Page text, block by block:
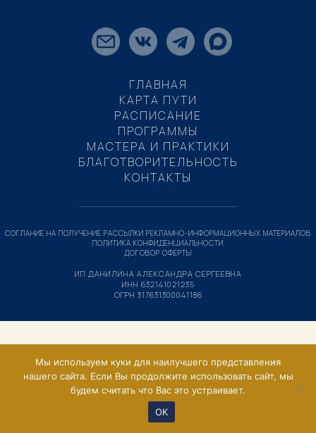
ГЛАВНАЯ
КАРТА ПУТИ
РАСПИСАНИЕ
ПРОГРАММЫ
МАСТЕРА И ПРАКТИКИ
БЛАГОТВОРИТЕЛЬНОСТЬ
КОНТАКТЫ
ИП ДАНИЛИНА АЛЕКСАНДРА СЕРГЕЕВНА
ИНН 632141021235
ОГРН 317631300041186
СОГЛАНИЕ НА ПОЛУЧЕНИЕ РАССЫЛКИ РЕКЛАМНО-ИНФОРМАЦИОННЫХ МАТЕРИАЛОВ
ПОЛИТИКА КОНФИДЕНЦИАЛЬНОСТИ
ДОГОВОР ОФЕРТЫ
Мы используем куки для наилучшего представления
нашего сайта. Если Вы продолжите использовать сайт, мы
будем считать что Вас это устраивает.
ОК